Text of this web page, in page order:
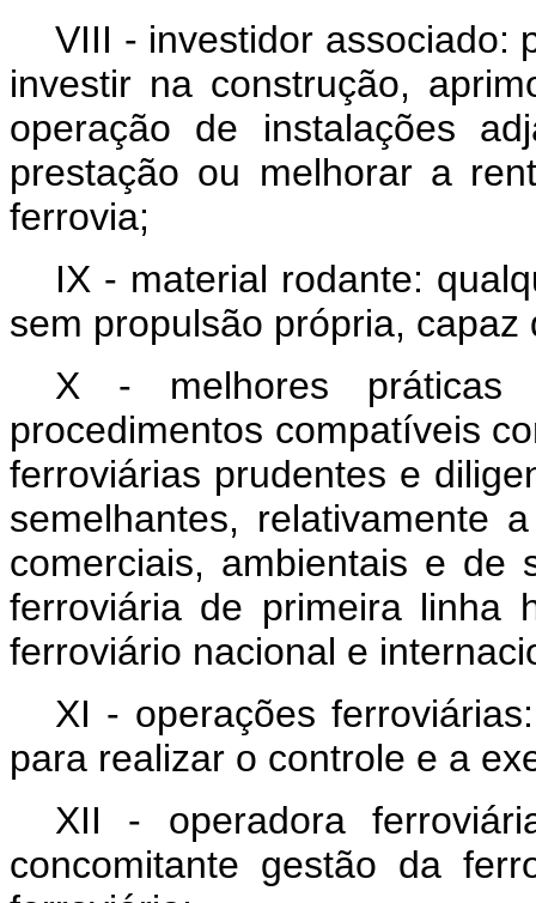
VIII - investidor associado:
investir na construção,
operação de instalações
prestação ou melhorar a
ferrovia;
IX - material rodante:
sem propulsão própria,
X - melhores práticas
procedimentos compatíveis
ferroviárias prudentes e
semelhantes, relativamente
comerciais, ambientais e de
ferroviária de primeira linha
ferroviário nacional e
XI - operações
para realizar o controle e a
XII - operadora
concomitante gestão da